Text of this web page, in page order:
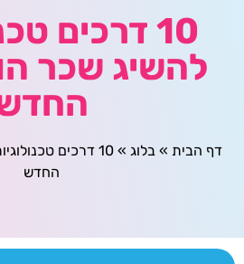
10 דרכים
להשיג שכר
דף הבית »בלוג »
10 דרכים
החדש